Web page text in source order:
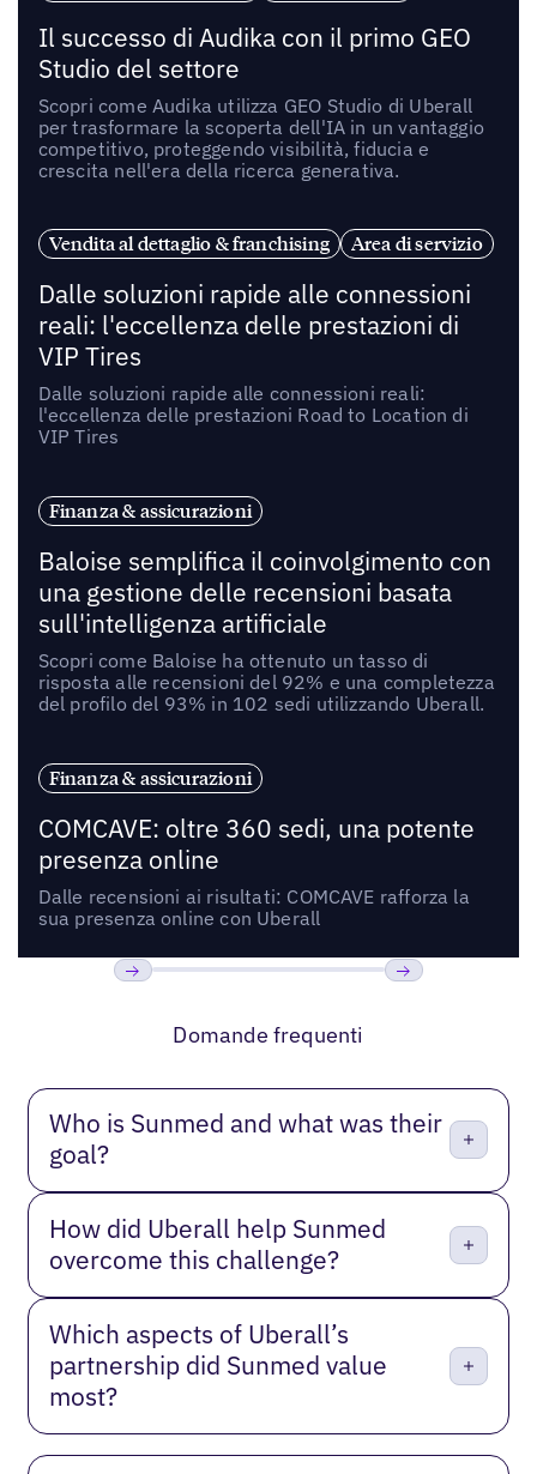
Il successo di Audika con il primo GEO
Studio del settore
Scopri come Audika utilizza GEO Studio di Uberall
per trasformare la scoperta dell'IA in un vantaggio
competitivo, proteggendo visibilità, fiducia e
crescita nell'era della ricerca generativa.
Vendita al dettaglio & franchising Area di servizio
Dalle soluzioni rapide alle connessioni
reali: l'eccellenza delle prestazioni di
VIP Tires
Dalle soluzioni rapide alle connessioni reali:
l'eccellenza delle prestazioni Road to Location di
VIP Tires
Finanza & assicurazioni
Baloise semplifica il coinvolgimento con
una gestione delle recensioni basata
sull'intelligenza artificiale
Scopri come Baloise ha ottenuto un tasso di
risposta alle recensioni del 92% e una completezza
del profilo del 93% in 102 sedi utilizzando Uberall.
Finanza & assicurazioni
COMCAVE: oltre 360 sedi, una potente
presenza online
Dalle recensioni ai risultati: COMCAVE rafforza la
sua presenza online con Uberall
Domande frequenti
Who is Sunmed and what was their
goal?
How did Uberall help Sunmed
overcome this challenge?
Which aspects of Uberall’s
partnership did Sunmed value
most?